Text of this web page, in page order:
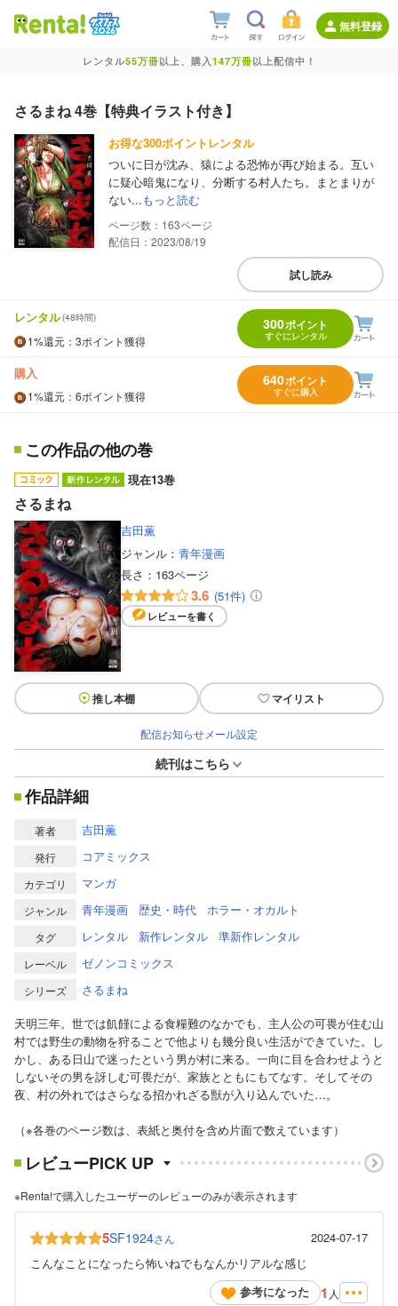
無料登録
レンタル55万冊以上、購入147万冊以上配信中！
さるまね 4巻【特典イラスト付き】
お得な300ポイントレンタル
ついに日が沈み、猿による恐怖が再び始まる。互い
に疑心暗鬼になり、分断する村人たち。まとまりが
ない...もっと読む
163
配信日：2023/08/19
試し読み
レンタル(48時間)
1%還元 ：3ポイント獲得
300ポイント
すぐにレンタル
購入
1%還元 ：6ポイント獲得
640ポイント
すぐに購入
この作品の他の巻
現在13巻
さるまね
吉田薫
ジャンル： 青年漫画
長さ： 163ページ
3.6 (51件)
レビューを書く
推し本棚 マイリスト
配信お知らせメール設定
続刊はこちら
作品詳細
著者 吉田薫
発行 コアミックス
カテゴリ マンガ
ジャンル 青年漫画 歴史・時代 ホラー・オカルト
タグ レンタル 新作レンタル 準新作レンタル
レーベル ゼノンコミックス
シリーズ
さるまね
天明三年。世では飢饉による食糧難のなかでも、主人公の可畏が住む山
村では野生の動物を狩ることで他よりも幾分良い生活ができていた。し
かし、ある日山で迷ったという男が村に来る。一向に目を合わせようと
しないその男を訝しむ可畏だが、家族とともにもてなす。そしてその
夜、村の外れではさらなる招かれざる獣が入り込んでいた…。
（※各巻のページ数は、表紙と奥付を含め片面で数えています）
レビューPICK UP
※Renta!で購入したユーザーのレビューのみが表示されます
5SF1924さん
2024-07-17
こんなことになったら怖いねでもなんかリアルな感じ
参考になった
1 人